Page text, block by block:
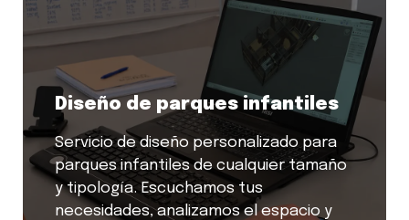
Diseño de parques infantiles
Servicio de diseño personalizado para
parques infantiles de cualquier tamaño
y tipología. Escuchamos tus
necesidades, analizamos el espacio y